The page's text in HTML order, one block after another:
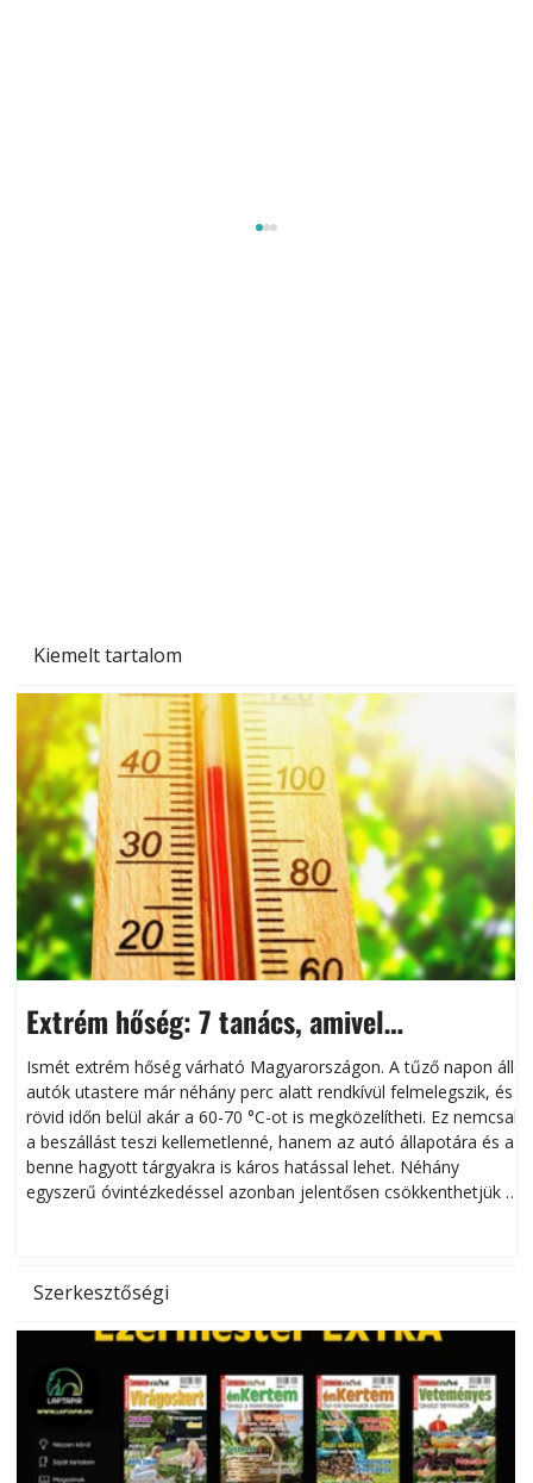
Kiemelt tartalom
Extrém hőség: 7 tanács, amivel
megóvhatjuk autónkat a nyári károktól
Ismét extrém hőség várható Magyarországon. A tűző napon álló
autók utastere már néhány perc alatt rendkívül felmelegszik, és
rövid időn belül akár a 60-70 °C-ot is megközelítheti. Ez nemcsak
a beszállást teszi kellemetlenné, hanem az autó állapotára és a
benne hagyott tárgyakra is káros hatással lehet. Néhány
egyszerű óvintézkedéssel azonban jelentősen csökkenthetjük a
Szerkesztőségi